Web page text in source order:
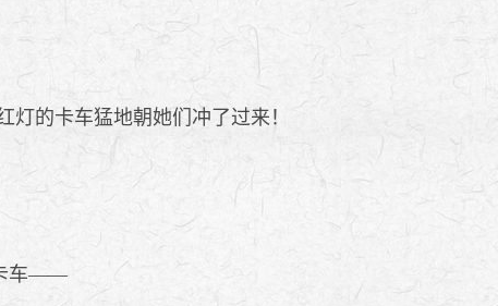
灯的卡车猛地朝她们冲了过来！
车——